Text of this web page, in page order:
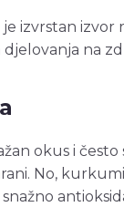
izvrstan izvor
na
okus i često
No,